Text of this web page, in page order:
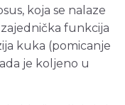
koja se nalaze
funkcija
kuka (pomicanje
je koljeno u